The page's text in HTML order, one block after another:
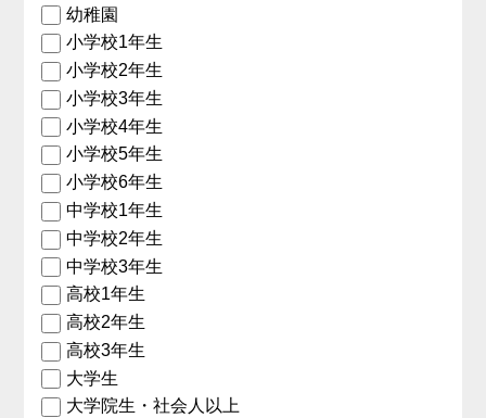
幼稚園
小学校1年生
小学校2年生
小学校3年生
小学校4年生
小学校5年生
小学校6年生
中学校1年生
中学校2年生
中学校3年生
高校1年生
高校2年生
高校3年生
大学生
大学院生・社会人以上